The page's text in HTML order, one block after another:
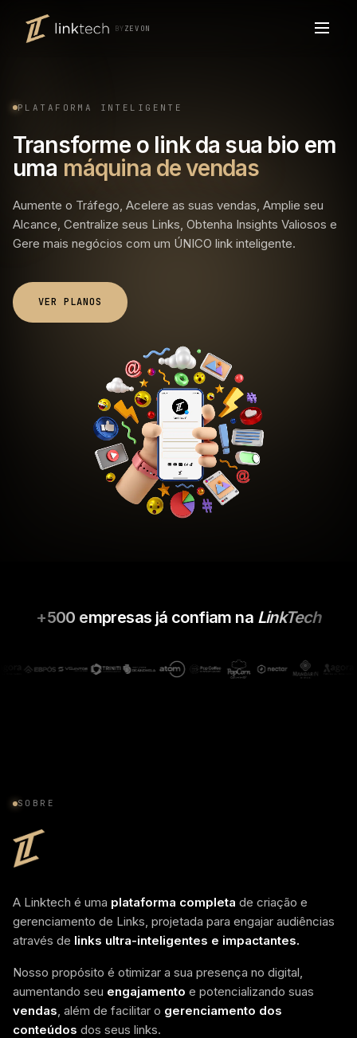
BYZEVON
PLATAFORMA INTELIGENTE
Transforme o link da sua bio em
uma máquina de vendas
Aumente o Tráfego, Acelere as suas vendas, Amplie seu
Alcance, Centralize seus Links, Obtenha Insights Valiosos e
Gere mais negócios com um ÚNICO link inteligente.
VER PLANOS
+500 empresas já confiam na LinkTech
SOBRE
A Linktech é uma plataforma completa de criação e
gerenciamento de Links, projetada para engajar audiências
através de links ultra-inteligentes e impactantes.
Nosso propósito é otimizar a sua presença no digital,
aumentando seu engajamento e potencializando suas
vendas, além de facilitar o gerenciamento dos
conteúdos dos seus links.